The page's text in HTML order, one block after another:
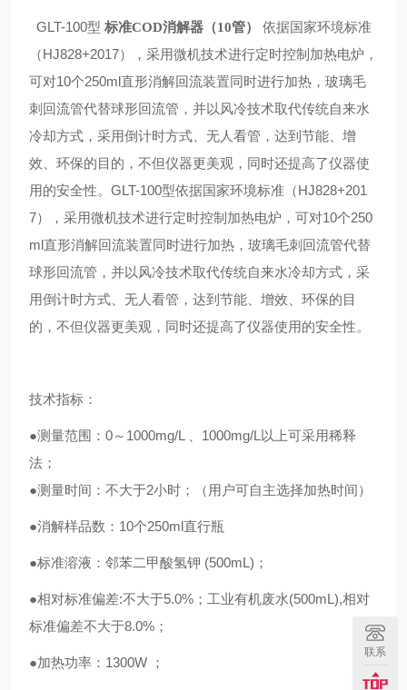
GLT-100型 标准COD消解器（10管） 依据国家环境标准
（HJ828+2017）
，采用微机技术进行定时控制加热电炉，
可对10个250ml直形消解回流装置同时进行加热，玻璃毛
刺回流管代替球形回流管，并以风冷技术取代传统自来水
冷却方式，采用倒计时方式、无人看管，达到节能、增
效、环保的目的，不但仪器更美观，同时还提高了仪器使
用的安全性。 GLT-100型依据国家环境标准（HJ828+201
7）
，采用微机技术进行定时控制加热电炉，可对10个250
ml直形消解回流装置同时进行加热，玻璃毛刺回流管代替
球形回流管，并以风冷技术取代传统自来水冷却方式，采
用倒计时方式、无人看管，达到节能、增效、环保的目
的，不但仪器更美观，同时还提高了仪器使用的安全性。
技术指标：
●测量范围：0～1000mg/L 、1000mg/L以上可采用稀释
法；
●测量时间：不大于2小时；（用户可自主选择加热时间）
●消解样品数：10个250ml直行瓶
●标准溶液：邻苯二甲酸氢钾 (500mL)；
●相对标准偏差:不大于5.0%；工业有机废水(500mL),相对
标准偏差不大于8.0%；
●加热功率：1300W ；
联系